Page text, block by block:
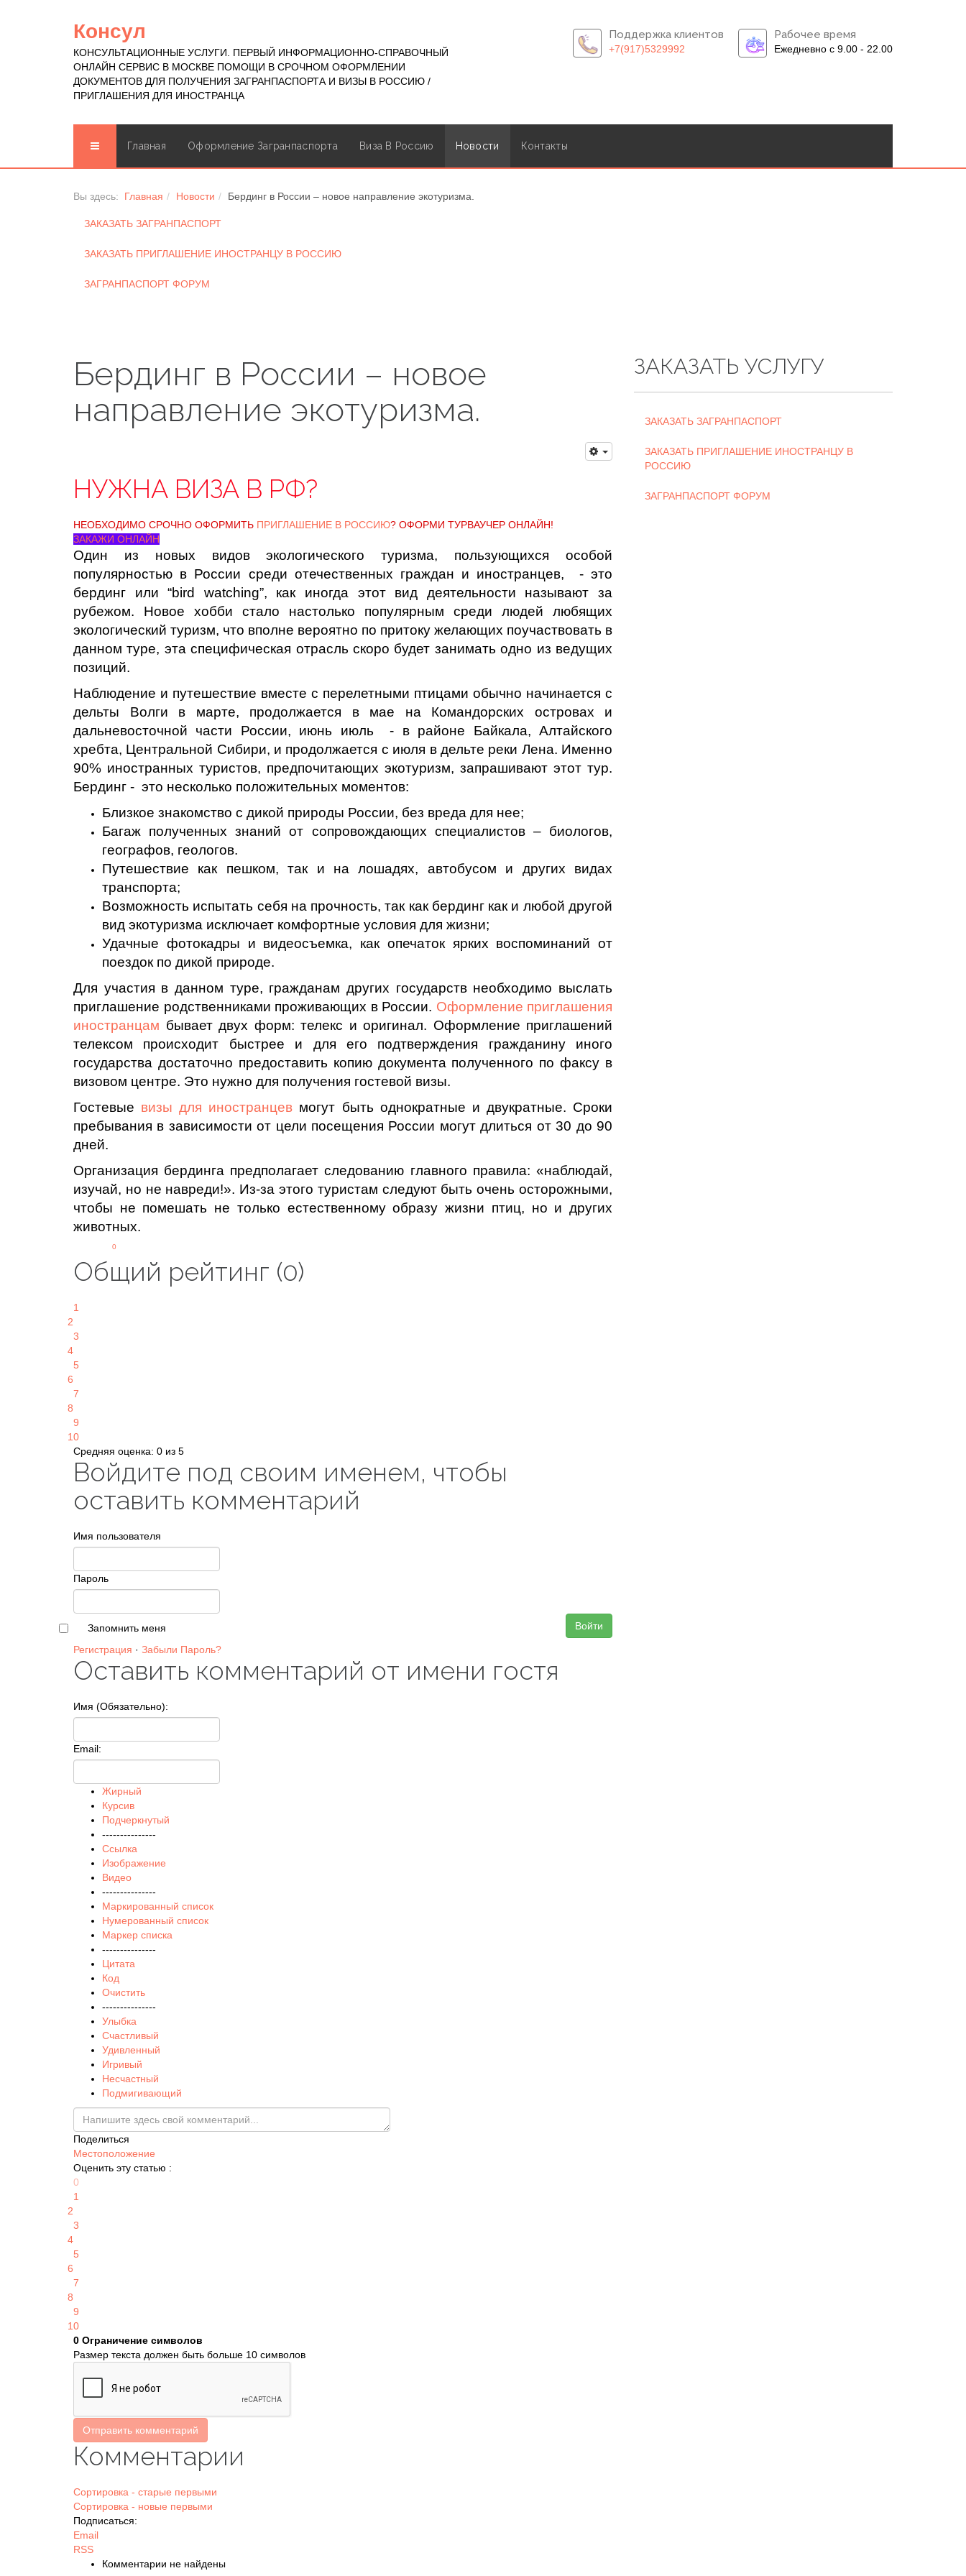
Консул
КОНСУЛЬТАЦИОННЫЕ УСЛУГИ. ПЕРВЫЙ ИНФОРМАЦИОННО-СПРАВОЧНЫЙ
ОНЛАЙН СЕРВИС В МОСКВЕ ПОМОЩИ В СРОЧНОМ ОФОРМЛЕНИИ
ДОКУМЕНТОВ ДЛЯ ПОЛУЧЕНИЯ ЗАГРАНПАСПОРТА И ВИЗЫ В РОССИЮ /
ПРИГЛАШЕНИЯ ДЛЯ ИНОСТРАНЦА
Поддержка клиентов
+7(917)5329992
Рабочее время
Ежедневно с 9.00 - 22.00
Главная Оформление Загранпаспорта Виза В Россию Новости Контакты
Вы здесь: Главная Новости Бердинг в России – новое направление экотуризма.
ЗАКАЗАТЬ ЗАГРАНПАСПОРТ
ЗАКАЗАТЬ ПРИГЛАШЕНИЕ ИНОСТРАНЦУ В РОССИЮ
ЗАГРАНПАСПОРТ ФОРУМ
Бердинг в России – новое
направление экотуризма.
НУЖНА ВИЗА В РФ?
НЕОБХОДИМО СРОЧНО ОФОРМИТЬ ПРИГЛАШЕНИЕ В РОССИЮ? ОФОРМИ ТУРВАУЧЕР ОНЛАЙН!
ЗАКАЖИ ОНЛАЙН
Один из новых видов экологического туризма, пользующихся особой
популярностью в России среди отечественных граждан и иностранцев, - это
бердинг или “bird watching”, как иногда этот вид деятельности называют за
рубежом. Новое хобби стало настолько популярным среди людей любящих
экологический туризм, что вполне вероятно по притоку желающих поучаствовать в
данном туре, эта специфическая отрасль скоро будет занимать одно из ведущих
позиций.
Наблюдение и путешествие вместе с перелетными птицами обычно начинается с
дельты Волги в марте, продолжается в мае на Командорских островах и
дальневосточной части России, июнь июль - в районе Байкала, Алтайского
хребта, Центральной Сибири, и продолжается с июля в дельте реки Лена. Именно
90% иностранных туристов, предпочитающих экотуризм, запрашивают этот тур.
Бердинг - это несколько положительных моментов:
Близкое знакомство с дикой природы России, без вреда для нее;
Багаж полученных знаний от сопровождающих специалистов – биологов,
географов, геологов.
Путешествие как пешком, так и на лошадях, автобусом и других видах
транспорта;
Возможность испытать себя на прочность, так как бердинг как и любой другой
вид экотуризма исключает комфортные условия для жизни;
Удачные фотокадры и видеосъемка, как опечаток ярких воспоминаний от
поездок по дикой природе.
Для участия в данном туре, гражданам других государств необходимо выслать
приглашение родственниками проживающих в России. Оформление приглашения
иностранцам бывает двух форм: телекс и оригинал. Оформление приглашений
телексом происходит быстрее и для его подтверждения гражданину иного
государства достаточно предоставить копию документа полученного по факсу в
визовом центре. Это нужно для получения гостевой визы.
Гостевые визы для иностранцев могут быть однократные и двукратные. Сроки
пребывания в зависимости от цели посещения России могут длиться от 30 до 90
дней.
Организация бердинга предполагает следованию главного правила: «наблюдай,
изучай, но не навреди!». Из-за этого туристам следуют быть очень осторожными,
чтобы не помешать не только естественному образу жизни птиц, но и других
животных.
0
Общий рейтинг (0)
1
2
3
4
5
6
7
8
9
10
Средняя оценка: 0 из 5
Войдите под своим именем, чтобы
оставить комментарий
Имя пользователя
Пароль
Войти
Запомнить меня
Регистрация · Забыли Пароль?
Оставить комментарий от имени гостя
Имя (Обязательно):
Email:
Жирный
Курсив
Подчеркнутый
---------------
Ссылка
Изображение
Видео
---------------
Маркированный список
Нумерованный список
Маркер списка
---------------
Цитата
Код
Очистить
---------------
Улыбка
Счастливый
Удивленный
Игривый
Несчастный
Подмигивающий
Поделиться
Местоположение
Оценить эту статью :
0
1
2
3
4
5
6
7
8
9
10
0 Ограничение символов
Размер текста должен быть больше 10 символов
Отправить комментарий
Комментарии
Сортировка - старые первыми
Сортировка - новые первыми
Подписаться:
Email
RSS
Комментарии не найдены
ЗАКАЗАТЬ УСЛУГУ
ЗАКАЗАТЬ ЗАГРАНПАСПОРТ
ЗАКАЗАТЬ ПРИГЛАШЕНИЕ ИНОСТРАНЦУ В
РОССИЮ
ЗАГРАНПАСПОРТ ФОРУМ